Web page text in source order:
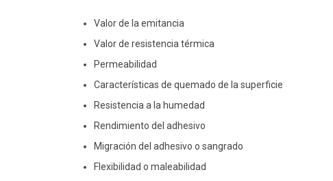
Valor de la emitancia
Valor de resistencia térmica
Permeabilidad
Características de quemado de la superficie
Resistencia a la humedad
Rendimiento del adhesivo
Migración del adhesivo o sangrado
Flexibilidad o maleabilidad